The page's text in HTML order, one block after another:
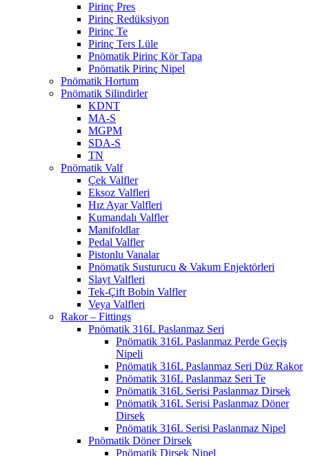
Pirinç Pres
Pirinç Redüksiyon
Pirinç Te
Pirinç Ters Lüle
Pnömatik Pirinç Kör Tapa
Pnömatik Pirinç Nipel
Pnömatik Hortum
Pnömatik Silindirler
KDNT
MA-S
MGPM
SDA-S
TN
Pnömatik Valf
Çek Valfler
Eksoz Valfleri
Hız Ayar Valfleri
Kumandalı Valfler
Manifoldlar
Pedal Valfler
Pistonlu Vanalar
Pnömatik Susturucu & Vakum Enjektörleri
Slayt Valfleri
Tek-Çift Bobin Valfler
Veya Valfleri
Rakor – Fittings
Pnömatik 316L Paslanmaz Seri
Pnömatik 316L Paslanmaz Perde Geçiş
Nipeli
Pnömatik 316L Paslanmaz Seri Düz Rakor
Pnömatik 316L Paslanmaz Seri Te
Pnömatik 316L Serisi Paslanmaz Dirsek
Pnömatik 316L Serisi Paslanmaz Döner
Dirsek
Pnömatik 316L Serisi Paslanmaz Nipel
Pnömatik Döner Dirsek
Pnömatik Dirsek Nipel